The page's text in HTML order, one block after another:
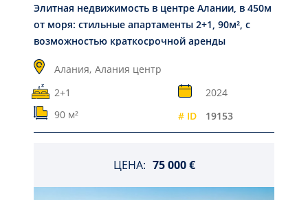
Элитная недвижимость в центре Алании, в 450м
от моря: стильные апартаменты 2+1, 90м², с
возможностью краткосрочной аренды
Алания, Алания центр
2+1
2024
90 м²
# ID 19153
ЦЕНА: 75 000 €